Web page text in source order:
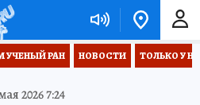
УЧЕНЫЙ РАН НОВОСТИ ТОЛЬКО У
2026 7:24